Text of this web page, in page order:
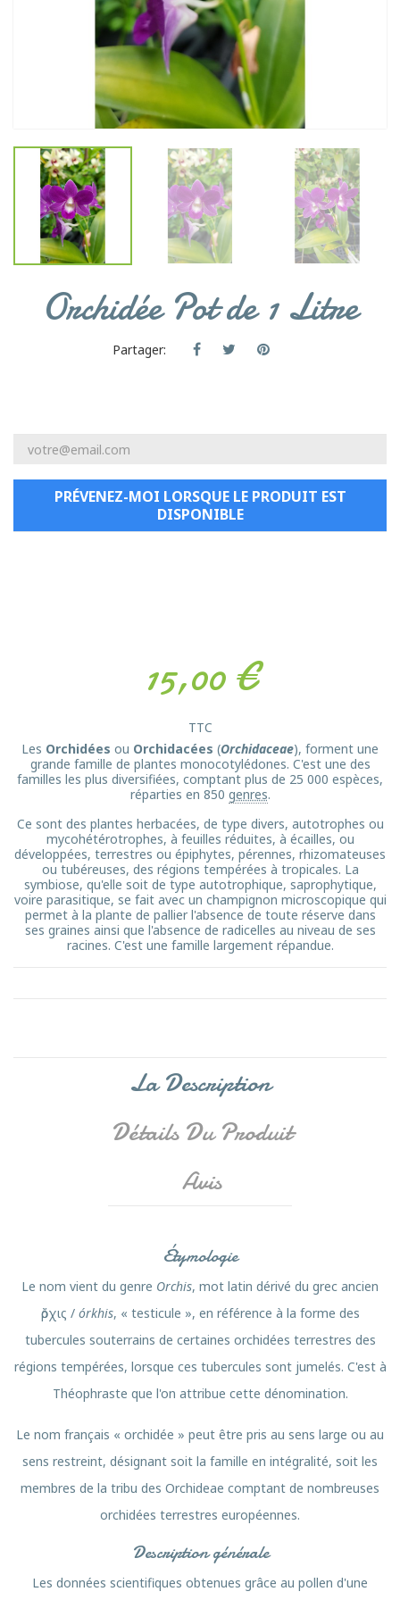
Orchidée Pot de 1 Litre
Partager:
PRÉVENEZ-MOI LORSQUE LE PRODUIT EST
DISPONIBLE
15,00 €
TTC
Les Orchidées ou Orchidacées (Orchidaceae), forment une
grande famille de plantes monocotylédones. C'est une des
familles les plus diversifiées, comptant plus de 25 000 espèces,
réparties en 850 genres.
Ce sont des plantes herbacées, de type divers, autotrophes ou
mycohétérotrophes, à feuilles réduites, à écailles, ou
développées, terrestres ou épiphytes, pérennes, rhizomateuses
ou tubéreuses, des régions tempérées à tropicales. La
symbiose, qu'elle soit de type autotrophique, saprophytique,
voire parasitique, se fait avec un champignon microscopique qui
permet à la plante de pallier l'absence de toute réserve dans
ses graines ainsi que l'absence de radicelles au niveau de ses
racines. C'est une famille largement répandue.
La Description
Détails Du Produit
Avis
Étymologie
Le nom vient du genre Orchis, mot latin dérivé du grec ancien
ὄρχις / órkhis, « testicule », en référence à la forme des
tubercules souterrains de certaines orchidées terrestres des
régions tempérées, lorsque ces tubercules sont jumelés. C'est à
Théophraste que l'on attribue cette dénomination.
Le nom français « orchidée » peut être pris au sens large ou au
sens restreint, désignant soit la famille en intégralité, soit les
membres de la tribu des Orchideae comptant de nombreuses
orchidées terrestres européennes.
Description générale
Les données scientifiques obtenues grâce au pollen d'une